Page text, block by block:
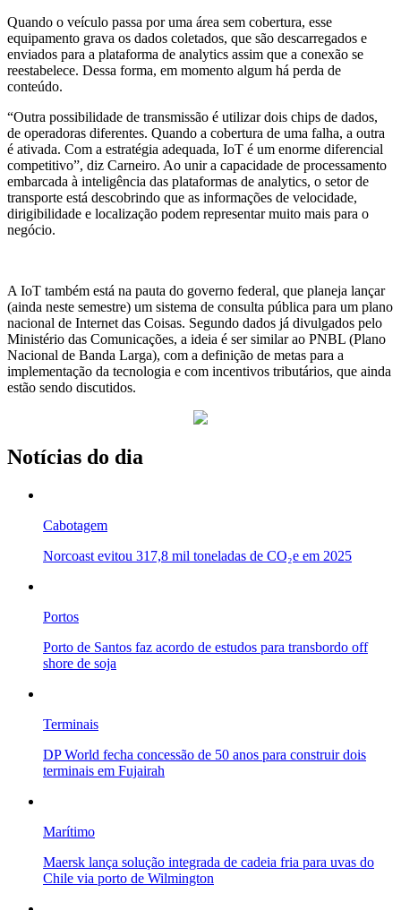
Quando o veículo passa por uma área sem cobertura, esse
equipamento grava os dados coletados, que são descarregados e
enviados para a plataforma de analytics assim que a conexão se
reestabelece. Dessa forma, em momento algum há perda de
conteúdo.
“Outra possibilidade de transmissão é utilizar dois chips de dados,
de operadoras diferentes. Quando a cobertura de uma falha, a outra
é ativada. Com a estratégia adequada, IoT é um enorme diferencial
competitivo”, diz Carneiro. Ao unir a capacidade de processamento
embarcada à inteligência das plataformas de analytics, o setor de
transporte está descobrindo que as informações de velocidade,
dirigibilidade e localização podem representar muito mais para o
negócio.
A IoT também está na pauta do governo federal, que planeja lançar
(ainda neste semestre) um sistema de consulta pública para um plano
nacional de Internet das Coisas. Segundo dados já divulgados pelo
Ministério das Comunicações, a ideia é ser similar ao PNBL (Plano
Nacional de Banda Larga), com a definição de metas para a
implementação da tecnologia e com incentivos tributários, que ainda
estão sendo discutidos.
Notícias do dia
Cabotagem
Norcoast evitou 317,8 mil toneladas de CO₂e em 2025
Portos
Porto de Santos faz acordo de estudos para transbordo off
shore de soja
Terminais
DP World fecha concessão de 50 anos para construir dois
terminais em Fujairah
Marítimo
Maersk lança solução integrada de cadeia fria para uvas do
Chile via porto de Wilmington